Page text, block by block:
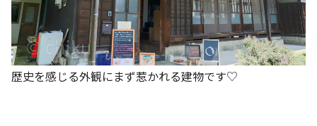
歴史を感じる外観にまず惹かれる建物です♡